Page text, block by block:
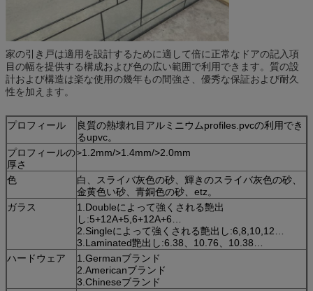
家の引き戸は適用を設計するために適して倍に正常なドアの記入項
目の幅を提供する構成および色の広い範囲で利用できます。質の設
計および構造は楽な使用の幾年もの間強さ、優秀な保証および耐久
性を加えます。
プロフィール
良質の熱壊れ目アルミニウムprofiles.pvcの利用でき
るupvc。
プロフィールの
厚さ
>1.2mm/>1.4mm/>2.0mm
色
白、スライバ灰色の砂、輝きのスライバ灰色の砂、
金黄色い砂、青銅色の砂、etz。
ガラス
1.Doubleによって強くされる艶出
し:5+12A+5,6+12A+6…
2.Singleによって強くされる艶出し:6,8,10,12…
3.Laminated艶出し:6.38、10.76、10.38…
ハードウェア
1.Germanブランド
2.Americanブランド
3.Chineseブランド